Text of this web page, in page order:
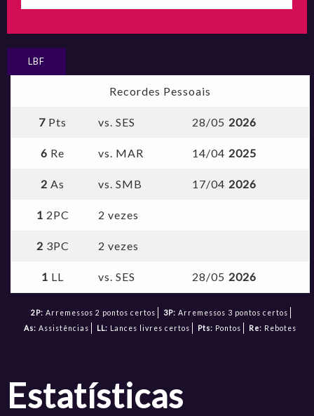
LBF
Recordes Pessoais
7 Pts vs. SES 28/05 2026
6 Re vs. MAR 14/04 2025
2As vs. SMB 17/04 2026
1 2PC 2 vezes
2 3PC 2 vezes
1 LL vs. SES 28/05 2026
2P: Arremessos 2 pontos certos 3P: Arremessos 3 pontos certos
As: Assistências LL: Lances livres certos Pts: Pontos Re: Rebotes
estatísticas